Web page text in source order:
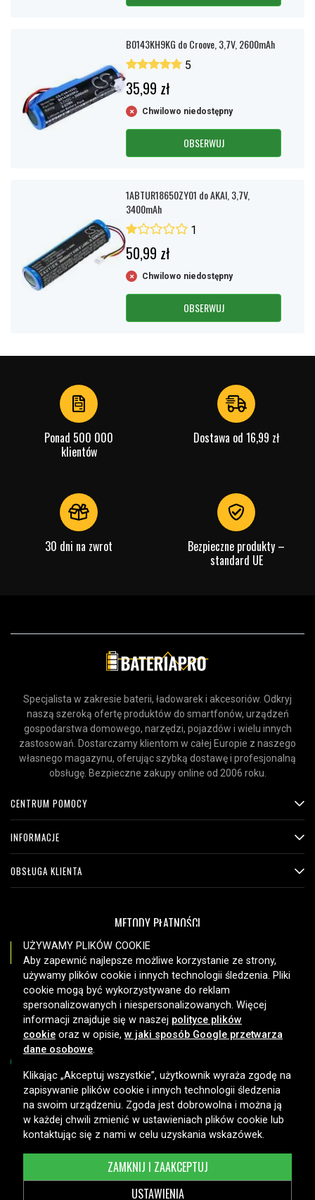
B0143KH9KG do Croove, 3,7V, 2600mAh
5
35,99 zł
Chwilowo niedostępny
OBSERWUJ
1ABTUR18650ZY01 do AKAI, 3,7V,
3400mAh
1
50,99 zł
Chwilowo niedostępny
OBSERWUJ
Ponad 500 000
klientów
Dostawa od 16,99 zł
30 dni na zwrot
Bezpieczne produkty –
standard UE
Specjalista w zakresie baterii, ładowarek i akcesoriów. Odkryj
naszą szeroką ofertę produktów do smartfonów, urządzeń
gospodarstwa domowego, narzędzi, pojazdów i wielu innych
zastosowań. Dostarczamy klientom w całej Europie z naszego
własnego magazynu, oferując szybką dostawę i profesjonalną
obsługę. Bezpieczne zakupy online od 2006 roku.
CENTRUM POMOCY
INFORMACJE
OBSŁUGA KLIENTA
METODY PŁATNOŚCI
OPCJE DOSTAWY
Copyright © 2026, Spares Nordic AB
UŻYWAMY PLIKÓW COOKIE
Aby zapewnić najlepsze możliwe korzystanie ze strony,
używamy plików cookie i innych technologii śledzenia. Pliki
cookie mogą być wykorzystywane do reklam
spersonalizowanych i niespersonalizowanych. Więcej
informacji znajduje się w naszej polityce plików
cookie oraz w opisie, w jaki sposób Google przetwarza
dane osobowe.
Klikając „Akceptuj wszystkie”, użytkownik wyraża zgodę na
zapisywanie plików cookie i innych technologii śledzenia
na swoim urządzeniu. Zgoda jest dobrowolna i można ją
w każdej chwili zmienić w ustawieniach plików cookie lub
kontaktując się z nami w celu uzyskania wskazówek.
USTAWIENIA
ZAMKNIJ I ZAAKCEPTUJ